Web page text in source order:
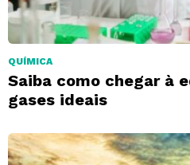
QUÍMICA
Saiba como chegar à
gases ideais